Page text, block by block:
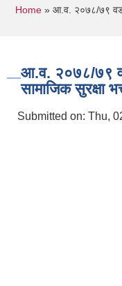
You are
Home » आ.व. २०७८/७९ वडा
आ.व. २०७८/७९
सामाजिक सुरक्षा
Submitted on: Thu,